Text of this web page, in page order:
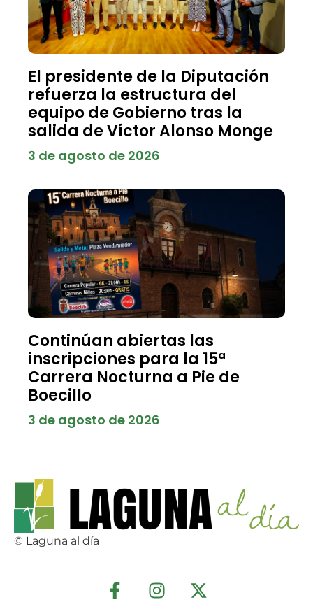
El presidente de la Diputación
refuerza la estructura del
equipo de Gobierno tras la
salida de Víctor Alonso Monge
3 de agosto de 2026
Continúan abiertas las
inscripciones para la 15ª
Carrera Nocturna a Pie de
Boecillo
3 de agosto de 2026
© Laguna al día